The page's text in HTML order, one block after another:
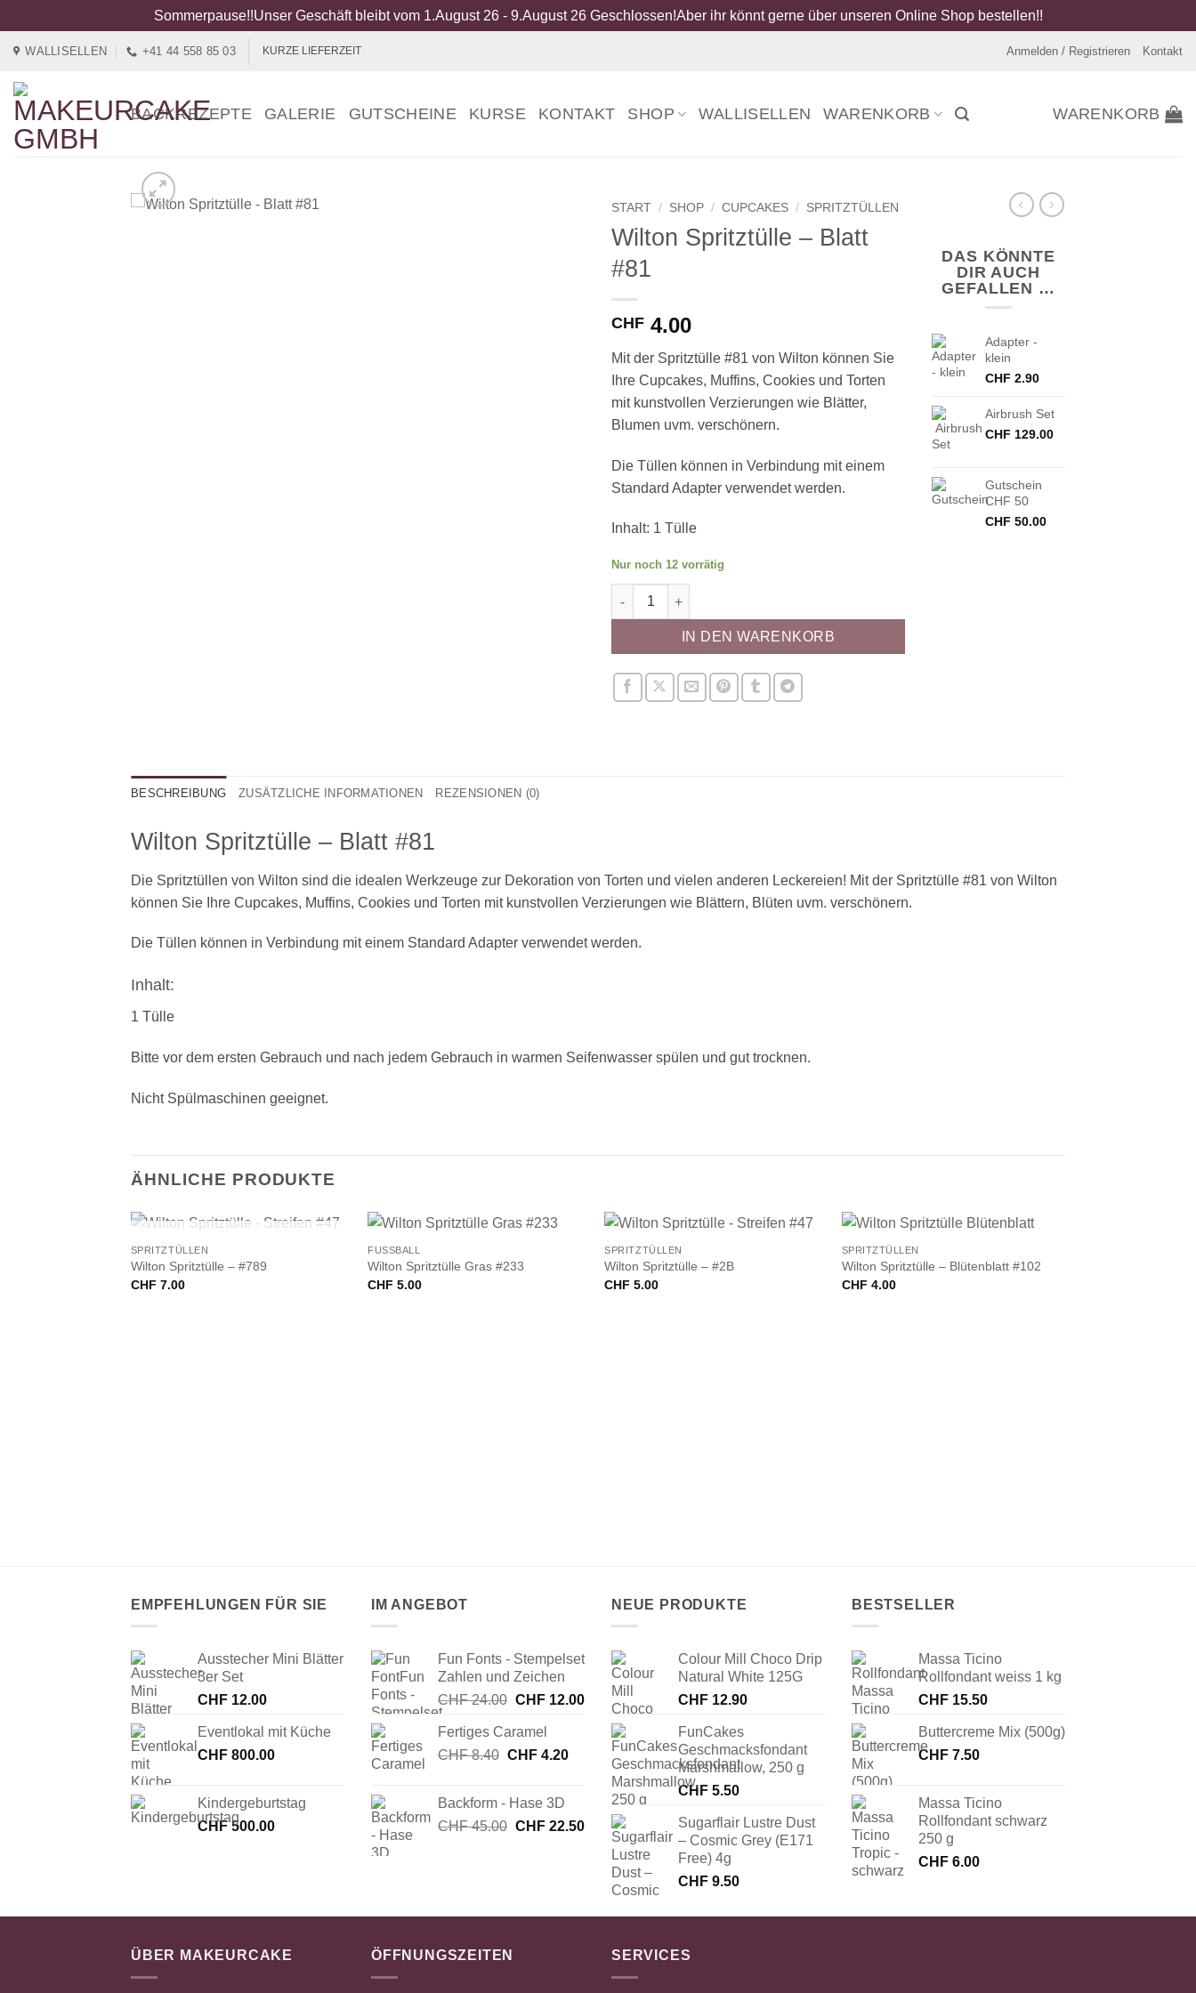
Sommerpause!!Unser Geschäft bleibt vom 1.August 26 - 9.August 26 Geschlossen!Aber ihr könnt gerne über unseren Online Shop bestellen!!
springen
WALLISELLEN +41 44 558 85 03 KURZE LIEFERZEIT Anmelden / Registrieren Kontakt
BACKREZEPTE GALERIE GUTSCHEINE KURSE KONTAKT SHOP WALLISELLEN WARENKORB WARENKORB
START / SHOP / CUPCAKES / SPRITZTÜLLEN
Wilton Spritztülle – Blatt
#81
CHF 4.00
Mit der Spritztülle #81 von Wilton können Sie
Ihre Cupcakes, Muffins, Cookies und Torten
mit kunstvollen Verzierungen wie Blätter,
Blumen uvm. verschönern.
Die Tüllen können in Verbindung mit einem
Standard Adapter verwendet werden.
Inhalt: 1 Tülle
Nur noch 12 vorrätig
Wilton Spritztülle - Blatt #81 Menge
IN DEN WARENKORB
DAS KÖNNTE
DIR AUCH
GEFALLEN …
Adapter -
klein
CHF 2.90
Airbrush Set
CHF 129.00
Gutschein
CHF 50
CHF 50.00
BESCHREIBUNG ZUSÄTZLICHE INFORMATIONEN REZENSIONEN (0)
Wilton Spritztülle – Blatt #81
Die Spritztüllen von Wilton sind die idealen Werkzeuge zur Dekoration von Torten und vielen anderen Leckereien! Mit der Spritztülle #81 von Wilton
können Sie Ihre Cupcakes, Muffins, Cookies und Torten mit kunstvollen Verzierungen wie Blättern, Blüten uvm. verschönern.
Die Tüllen können in Verbindung mit einem Standard Adapter verwendet werden.
Inhalt:
1 Tülle
Bitte vor dem ersten Gebrauch und nach jedem Gebrauch in warmen Seifenwasser spülen und gut trocknen.
Nicht Spülmaschinen geeignet.
ÄHNLICHE PRODUKTE
+
NICHT VORRÄTIG
SPRITZTÜLLEN
Wilton Spritztülle – #789
CHF 7.00
+
FUSSBALL
Wilton Spritztülle Gras #233
CHF 5.00
+
SPRITZTÜLLEN
Wilton Spritztülle – #2B
CHF 5.00
+
SPRITZTÜLLEN
Wilton Spritztülle – Blütenblatt #102
CHF 4.00
EMPFEHLUNGEN FÜR SIE
Ausstecher Mini Blätter
3er Set
CHF 12.00
Eventlokal mit Küche
CHF 800.00
Kindergeburtstag
CHF500.00
IM ANGEBOT
Fun Fonts - Stempelset
Zahlen und Zeichen
CHF24.00 Ursprünglicher
war:
CHF 24.00
CHF12.00Aktueller
Preis
CHF 12.00.
Fertiges Caramel
CHF8.40 Ursprünglicher
CHF 8.40
CHF4.20Aktueller
Backform - Hase 3D
CHF45.00 Ursprünglicher
CHF22.50Aktueller
Preis
CHF 22.50.
NEUE PRODUKTE
Colour Mill Choco Drip
Natural White 125G
CHF 12.90
FunCakes
Geschmacksfondant
Marshmallow, 250 g
CHF 5.50
Sugarflair Lustre Dust
– Cosmic Grey (E171
Free) 4g
CHF 9.50
BESTSELLER
Massa Ticino
Rollfondant weiss 1 kg
CHF 15.50
Buttercreme Mix (500g)
CHF 7.50
Massa Ticino
Rollfondant schwarz
250 g
CHF 6.00
ÜBER MAKEURCAKE ÖFFNUNGSZEITEN SERVICES